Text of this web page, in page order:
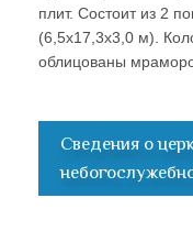
плит. Состоит из 2
(6,5х17,3х3,0 м).
облицованы
Сведения о